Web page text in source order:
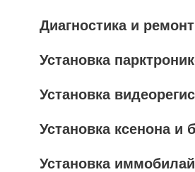
Диагностика и
Установка
Установка
Установка ксенона и
Установка